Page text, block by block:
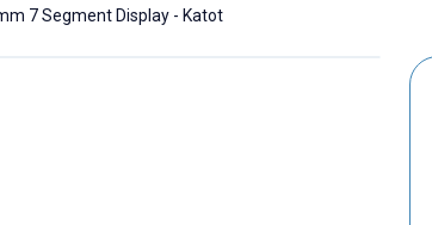
7 Segment Display - Katot